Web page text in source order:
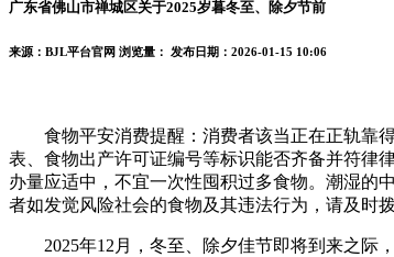
广东省佛山市禅城区关于2025岁暮冬至、除夕节前
来源：BJL平台官网 浏览量： 发布日期：2026-01-15 10:06
食物平安消费提醒：消费者该当正在正轨靠得
表、食物出产许可证编号等标识能否齐备并符律
办量应适中，不宜一次性囤积过多食物。潮湿的
者如发觉风险社会的食物及其违法行为，请及时
2025年12月，冬至、除夕佳节即将到来之际，